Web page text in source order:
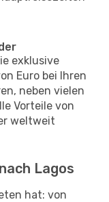
exklusive
Euro bei Ihren
neben vielen
Vorteile von
weltweit
Lagos
hat: von